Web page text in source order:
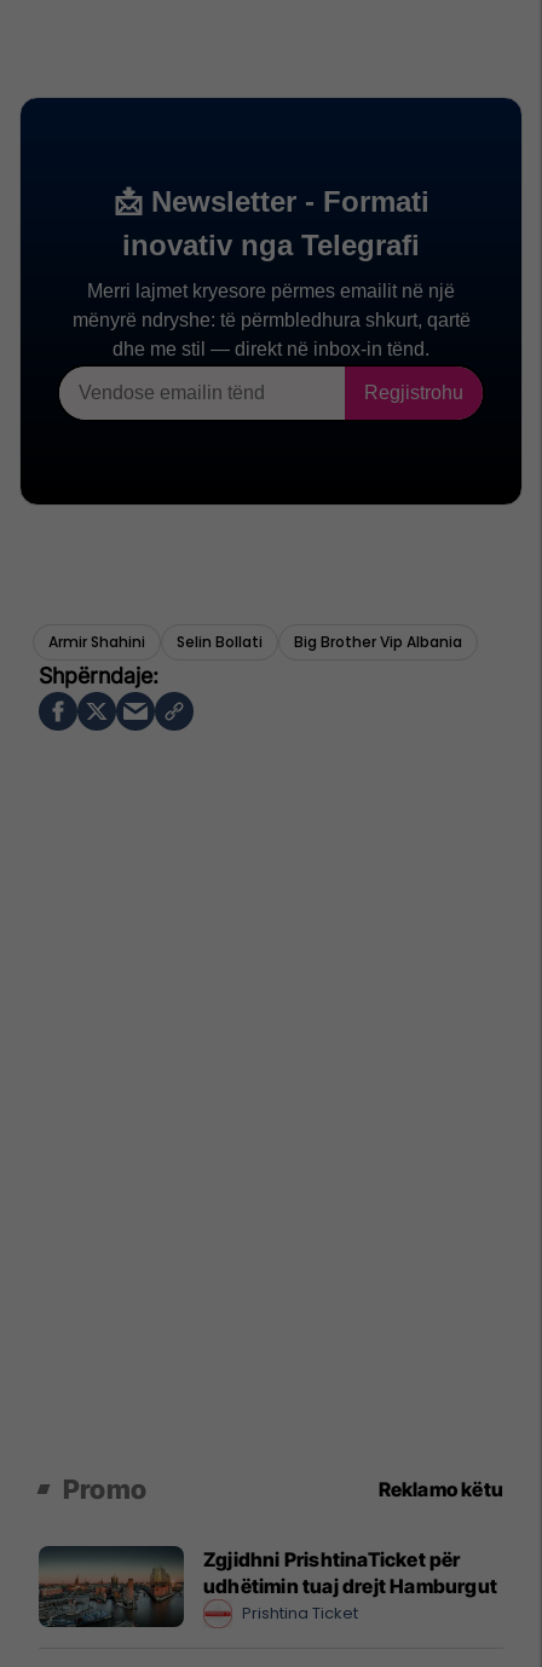
Armir Shahini Selin Bollati Big Brother Vip Albania
Promo Reklamo këtu
Zgjidhni PrishtinaTicket për
udhëtimin tuaj drejt Hamburgut
Prishtina Ticket